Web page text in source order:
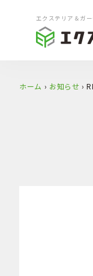
エクステリア＆ガ
ホーム › お知らせ ›